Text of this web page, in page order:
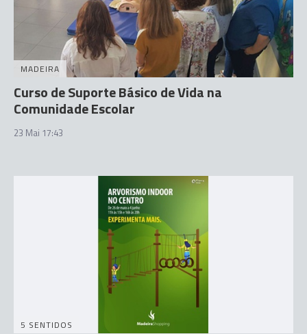
MADEIRA
Curso de Suporte Básico de Vida na
Comunidade Escolar
23 Mai 17:43
5 SENTIDOS